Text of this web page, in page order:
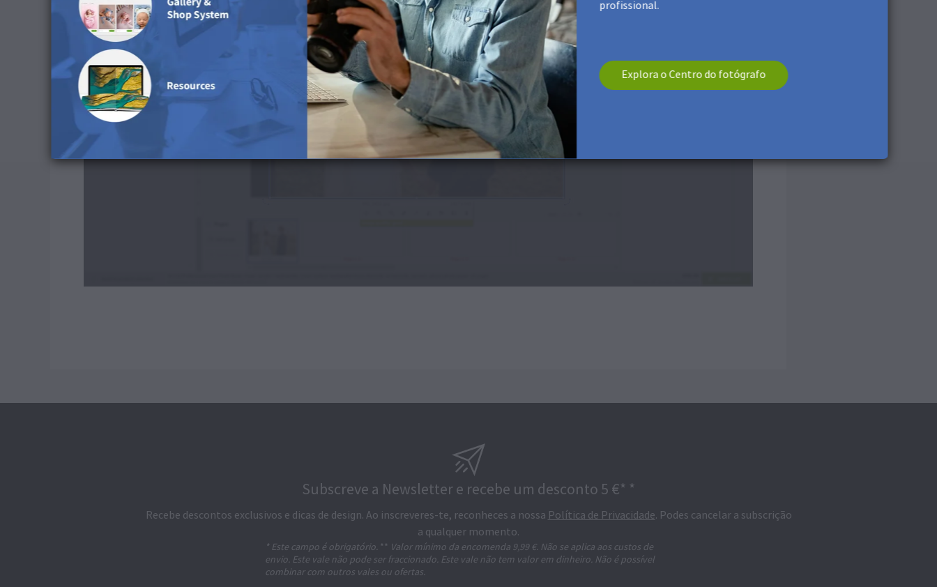
profissional.
Explora o Centro do fotógrafo
Subscreve a Newsletter e recebe um desconto 5 €* *
Recebe descontos exclusivos e dicas de design. Ao inscreveres-te, reconheces a nossa Política de Privacidade. Podes cancelar a subscrição
a qualquer momento.
* Este campo é obrigatório. ** Valor mínimo da encomenda 9,99 €. Não se aplica aos custos de
envio. Este vale não pode ser fraccionado. Este vale não tem valor em dinheiro. Não é possível
combinar com outros vales ou ofertas.